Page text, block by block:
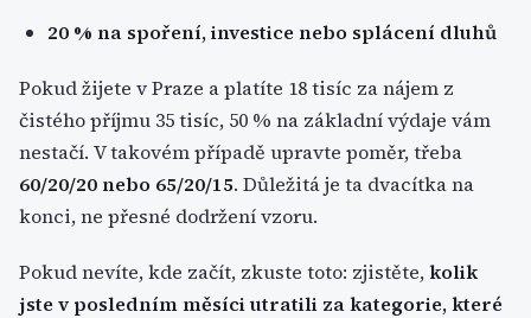
20 % na spoření, investice nebo splácení dluhů
Pokud žijete v Praze a platíte 18 tisíc za nájem z
čistého příjmu 35 tisíc, 50 % na základní výdaje vám
nestačí. V takovém případě upravte poměr, třeba
60/20/20 nebo 65/20/15. Důležitá je ta dvacítka na
konci, ne přesné dodržení vzoru.
Pokud nevíte, kde začít, zkuste toto: zjistěte,kolik
jste v posledním měsíci utratili za kategorie, které